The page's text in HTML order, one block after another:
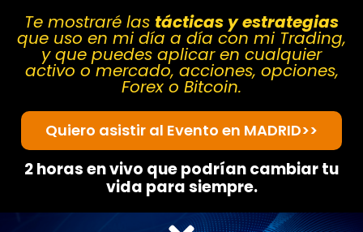
Te mostraré las tácticas y estrategias
que uso en mi día a día con mi Trading,
y que puedes aplicar en cualquier
activo o mercado, acciones, opciones,
Forex o Bitcoin.
Quiero asistir al Evento en MADRID>>
2 horas en vivo que podrían cambiar tu
vida para siempre.